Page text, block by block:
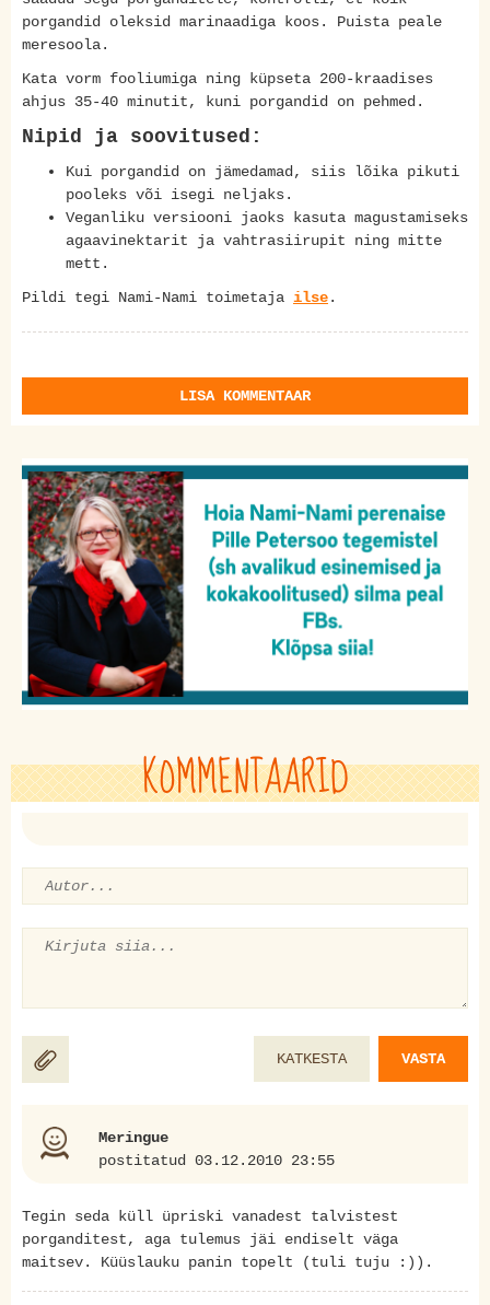
porgandid oleksid marinaadiga koos. Puista peale
meresoola.
Kata vorm fooliumiga ning küpseta 200-kraadises
ahjus 35-40 minutit, kuni porgandid on pehmed.
Nipid ja soovitused:
Kui porgandid on jämedamad, siis lõika pikuti
pooleks või isegi neljaks.
Veganliku versiooni jaoks kasuta magustamiseks
agaavinektarit ja vahtrasiirupit ning mitte
mett.
Pildi tegi Nami-Nami toimetaja ilse.
LISA KOMMENTAAR
KOMMENTAARID
KATKESTA VASTA
Meringue
postitatud 03.12.2010 23:55
Tegin seda küll üpriski vanadest talvistest
porganditest, aga tulemus jäi endiselt väga
maitsev. Küüslauku panin topelt (tuli tuju :)).